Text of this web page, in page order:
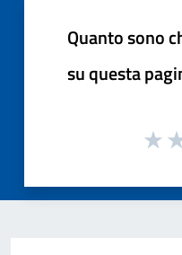
Quanto sono
su questa